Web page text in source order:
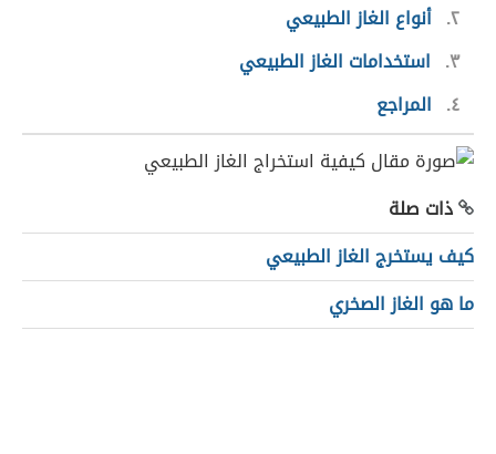
٢ أنواع الغاز الطبيعي
٣
استخدامات الغاز الطبيعي
٤
المراجع
ذات صلة
كيف يستخرج الغاز الطبيعي
ما هو الغاز الصخري